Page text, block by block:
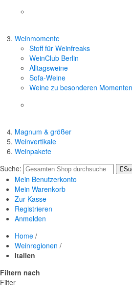
Weinmomente
Stoff für Weinfreaks
WeinClub Berlin
Alltagsweine
Sofa-Weine
Weine zu besonderen Momenten
Magnum & größer
Weinvertikale
Weinpakete
Suche:
Mein Benutzerkonto
Mein Warenkorb
Zur Kasse
Registrieren
Anmelden
Home /
Weinregionen /
Italien
Filtern nach
Filter